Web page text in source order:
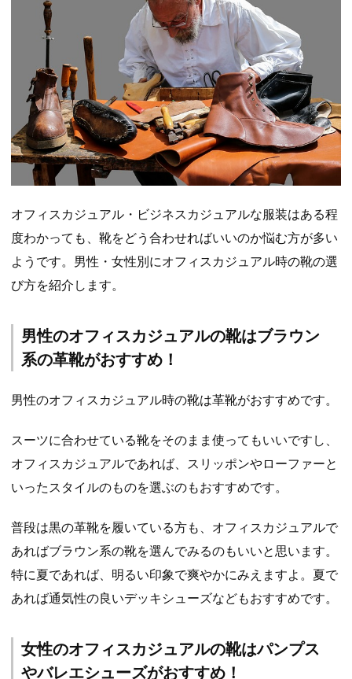
オフィスカジュアル・ビジネスカジュアルな服装はある程
度わかっても、靴をどう合わせればいいのか悩む方が多い
ようです。男性・女性別にオフィスカジュアル時の靴の選
び方を紹介します。
男性のオフィスカジュアルの靴はブラウン
系の革靴がおすすめ！
男性のオフィスカジュアル時の靴は革靴がおすすめです。
スーツに合わせている靴をそのまま使ってもいいですし、
オフィスカジュアルであれば、スリッポンやローファーと
いったスタイルのものを選ぶのもおすすめです。
普段は黒の革靴を履いている方も、オフィスカジュアルで
あればブラウン系の靴を選んでみるのもいいと思います。
特に夏であれば、明るい印象で爽やかにみえますよ。夏で
あれば通気性の良いデッキシューズなどもおすすめです。
女性のオフィスカジュアルの靴はパンプス
やバレエシューズがおすすめ！